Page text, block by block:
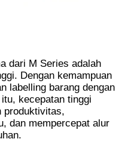
dari M Series adalah
Dengan kemampuan
labelling barang dengan
kecepatan tinggi
produktivitas,
dan mempercepat alur